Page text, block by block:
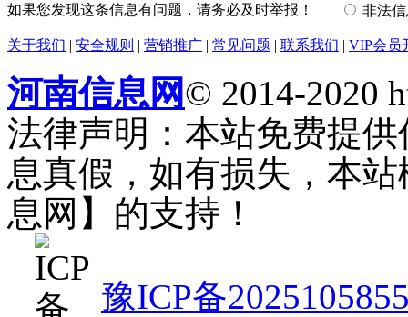
如果您发现这条信息有问题，请务必及时举报！ 非法
关于我们 | 安全规则 | 营销推广 | 常见问题 | 联系我们 | VIP会员
河南信息网© 2014-2020
法律声明：本站免费提
息真假，如有损失，本
息网】的支持！
豫ICP备